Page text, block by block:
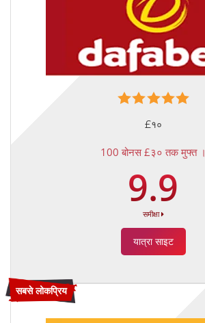
£१०
100 बोनस £३० तक मुफ्त ।
9.9
समीक्षा
यात्रा साइट
सबसे लोकप्रिय